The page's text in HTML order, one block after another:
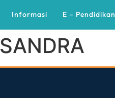
Informasi E – Pendidikan